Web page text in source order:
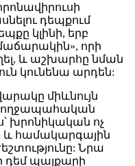
դեպքում
կլինի, երբ
որի
և աշխարհը նման
կունենա արդեն:
միևնույն
խրոնիկական ոչ
և համակարգային
Նրա
դեմ պայքարի